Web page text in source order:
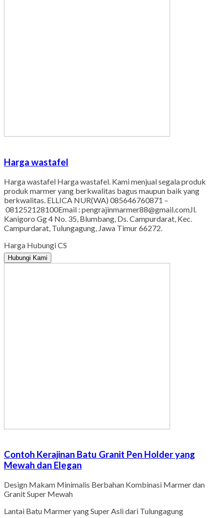
Harga wastafel
Harga wastafel Harga wastafel. Kami menjual segala produk
produk marmer yang berkwalitas bagus maupun baik yang
berkwalitas. ELLICA NUR(WA) 085646760871 –
081252128100Email : pengrajinmarmer88@gmail.comJl.
Kanigoro Gg 4 No. 35, Blumbang, Ds. Campurdarat, Kec.
Campurdarat, Tulungagung, Jawa Timur 66272.
Harga Hubungi CS
Hubungi Kami
Contoh Kerajinan Batu Granit Pen Holder yang
Mewah dan Elegan
Design Makam Minimalis Berbahan Kombinasi Marmer dan
Granit Super Mewah
Lantai Batu Marmer yang Super Asli dari Tulungagung